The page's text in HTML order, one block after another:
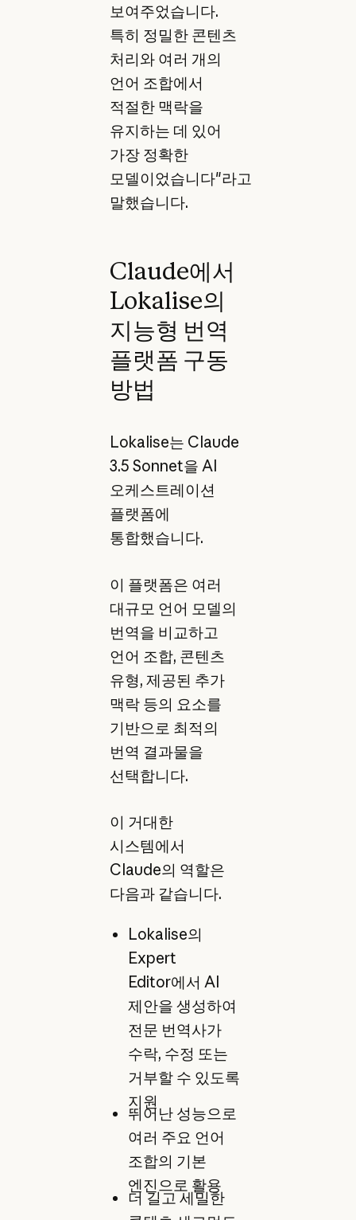
보여주었습니다.
특히 정밀한 콘텐츠
처리와 여러 개의
언어 조합에서
적절한 맥락을
유지하는 데 있어
가장 정확한
모델이었습니다"라고
말했습니다.
Claude에서
Lokalise의
지능형 번역
플랫폼 구동
방법
Lokalise는 Claude
3.5 Sonnet을 AI
오케스트레이션
플랫폼에
통합했습니다.
이 플랫폼은 여러
대규모 언어 모델의
번역을 비교하고
언어 조합, 콘텐츠
유형, 제공된 추가
맥락 등의 요소를
기반으로 최적의
번역 결과물을
선택합니다.
이 거대한
시스템에서
Claude의 역할은
다음과 같습니다.
Lokalise의
Expert
Editor에서 AI
제안을 생성하여
전문 번역사가
수락, 수정 또는
거부할 수 있도록
지원
뛰어난 성능으로
여러 주요 언어
조합의 기본
엔진으로 활용
더 길고 세밀한